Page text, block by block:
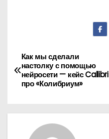
Н
а
и
Как мы сделали
настолку с помощью
нейросети — кейс Callibri
про «Колибриум»